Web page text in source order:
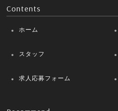
Contents
ホーム
スタッフ
求人応募フォーム